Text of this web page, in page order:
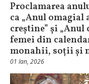
Proclamarea
ca „Anul
creștine” și
femei din
monahii, soții și
01 Ian, 2026